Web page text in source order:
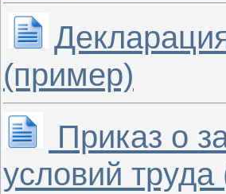
(пример)
Приказ о
условий